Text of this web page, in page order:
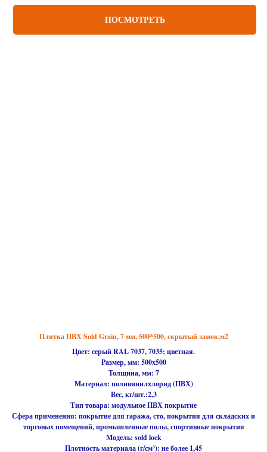
ПОСМОТРЕТЬ
Плитка ПВХ Sold Grain, 7 мм, 500*500, скрытый замок,м2
Цвет: серый RAL 7037, 7035; цветная.
Размер, мм: 500х500
Толщина, мм: 7
Материал: поливинилхлорид (ПВХ)
Вес, кг/шт.:2,3
Тип товара: модульное ПВХ покрытие
Сфера применения: покрытие для гаража, сто, покрытия для складских и
торговых помещений, промышленные полы, спортивные покрытия
Модель: sold lock
Плотность материала (г/см³): не более 1,45